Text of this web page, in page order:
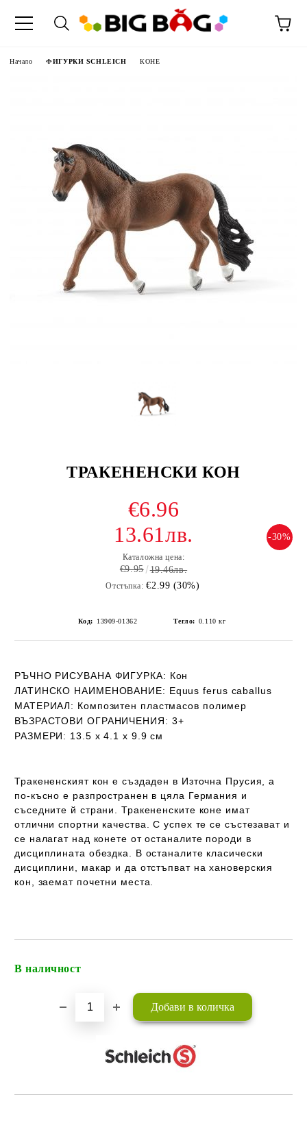
Начало ФИГУРКИ SCHLEICH КОНЕ
ТРАКЕНЕНСКИ КОН
-30%
€6.96
13.61лв.
Каталожна цена:
€9.95 19.46лв.
Отстъпка: €2.99 (30%)
Код: 13909-01362 Тегло: 0.110 кг
РЪЧНО РИСУВАНА ФИГУРКА: Кон
ЛАТИНСКО НАИМЕНОВАНИЕ: Equus ferus caballus
МАТЕРИАЛ: Композитен пластмасов полимер
ВЪЗРАСТОВИ ОГРАНИЧЕНИЯ: 3+
РАЗМЕРИ: 13.5 х 4.1 х 9.9 см
Тракененският кон е създаден в Източна Прусия, а
по-късно е разпространен в цяла Германия и
съседните й страни. Тракененските коне имат
отлични спортни качества. С успех те се състезават и
се налагат над конете от останалите породи в
дисциплината обездка. В останалите класически
дисциплини, макар и да отстъпват на хановерския
кон, заемат почетни места.
В наличност